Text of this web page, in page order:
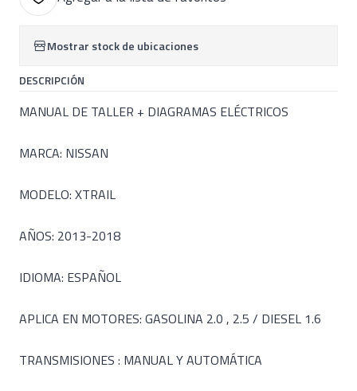
Mostrar stock de ubicaciones
DESCRIPCIÓN
MANUAL DE TALLER + DIAGRAMAS ELÉCTRICOS
MARCA: NISSAN
MODELO: XTRAIL
AÑOS: 2013-2018
IDIOMA: ESPAÑOL
APLICA EN MOTORES: GASOLINA 2.0 , 2.5 / DIESEL 1.6
TRANSMISIONES : MANUAL Y AUTOMÁTICA